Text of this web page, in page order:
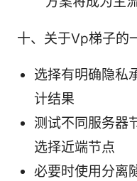
十、关于Vp梯子的
选择有明确隐私
计结果
测试不同服务器
选择近端节点
必要时使用分离